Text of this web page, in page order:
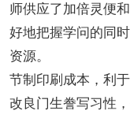
师供应了加倍灵便
好地把握学问的同
资源。
节制印刷成本，利
改良门生誊写习性